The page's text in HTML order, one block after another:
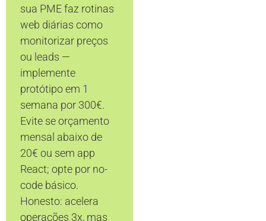
sua PME faz rotinas
web diárias como
monitorizar preços
ou leads —
implemente
protótipo em 1
semana por 300€.
Evite se orçamento
mensal abaixo de
20€ ou sem app
React; opte por no-
code básico.
Honesto: acelera
operações 3x, mas